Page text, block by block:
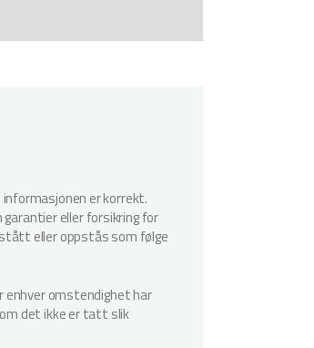
er korrekt.
eller forsikring for
eller oppstås som følge
enhver omstendighet har
det ikke er tatt slik